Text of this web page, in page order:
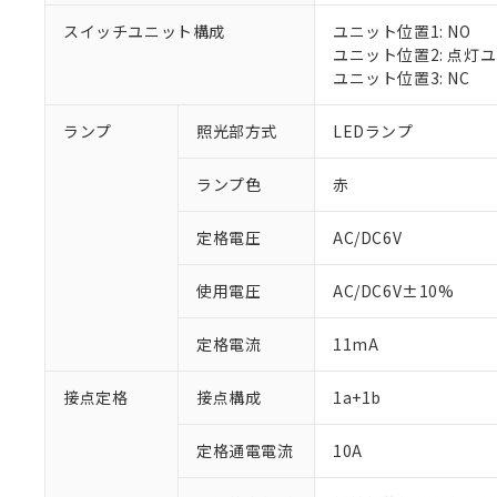
スイッチユニット構成
ユニット位置1: NO
ユニット位置2: 点灯
ユニット位置3: NC
ランプ 照光部方式 LEDランプ
ランプ色 赤
定格電圧 AC/DC6V
使用電圧 AC/DC6V±10%
定格電流 11mA
接点定格 接点構成 1a+1b
定格通電電流 10A
ご利用条件
以下の条件をお読
在庫状況お
い。
※1 対応状況
対応予定なし：
調査・確認中：
非該当品：ライセ
仕入先様の事情に
鉛(Pb) 1000ppm以下、
六価クロム(Cr(Ⅵ))
フタル酸ビス(2-エチル
ル（DBP） 1000ppm
フタル酸エステル類の
※1 中国
「○」：最大均質
「×」：最大均質
「－」：未確認で
Cr(Ⅵ)(六価クロム) :
当社は規制
当社は貴社
記